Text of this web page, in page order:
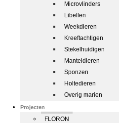
Microvlinders
Libellen
Weekdieren
Kreeftachtigen
Stekelhuidigen
Manteldieren
Sponzen
Holtedieren
Overig marien
Projecten
FLORON